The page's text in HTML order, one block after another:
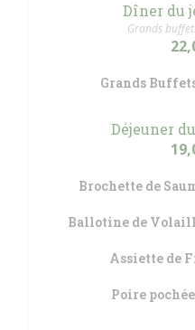
Dîner du
Grands
Grands
Déjeuner
Brochette de
Ballotine de
Assiette de
Poire